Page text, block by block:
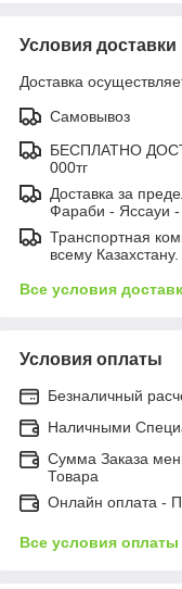
Условия доставки
Доставка
Самовывоз
БЕСПЛАТНО
000тг
Доставка за
Фараби - Яссауи -
Транспортная
всему Казахстану.
Все условия
Условия оплаты
Безналичный
Наличными
Сумма Заказа
Товара
Онлайн оплата -
Все условия оплаты